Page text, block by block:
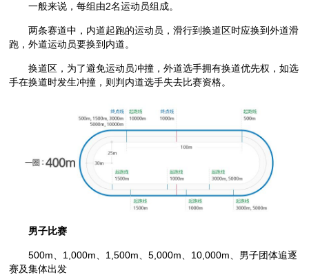
一般来说，每组由2名运动员组成。
两条赛道中，内道起跑的运动员，滑行到换道区时应换到外道滑
跑，外道运动员要换到内道。
换道区，为了避免运动员冲撞，外道选手拥有换道优先权，如选
手在换道时发生冲撞，则判内道选手失去比赛资格。
男子比赛
500m、1,000m、1,500m、5,000m、10,000m、男子团体追逐
赛及集体出发